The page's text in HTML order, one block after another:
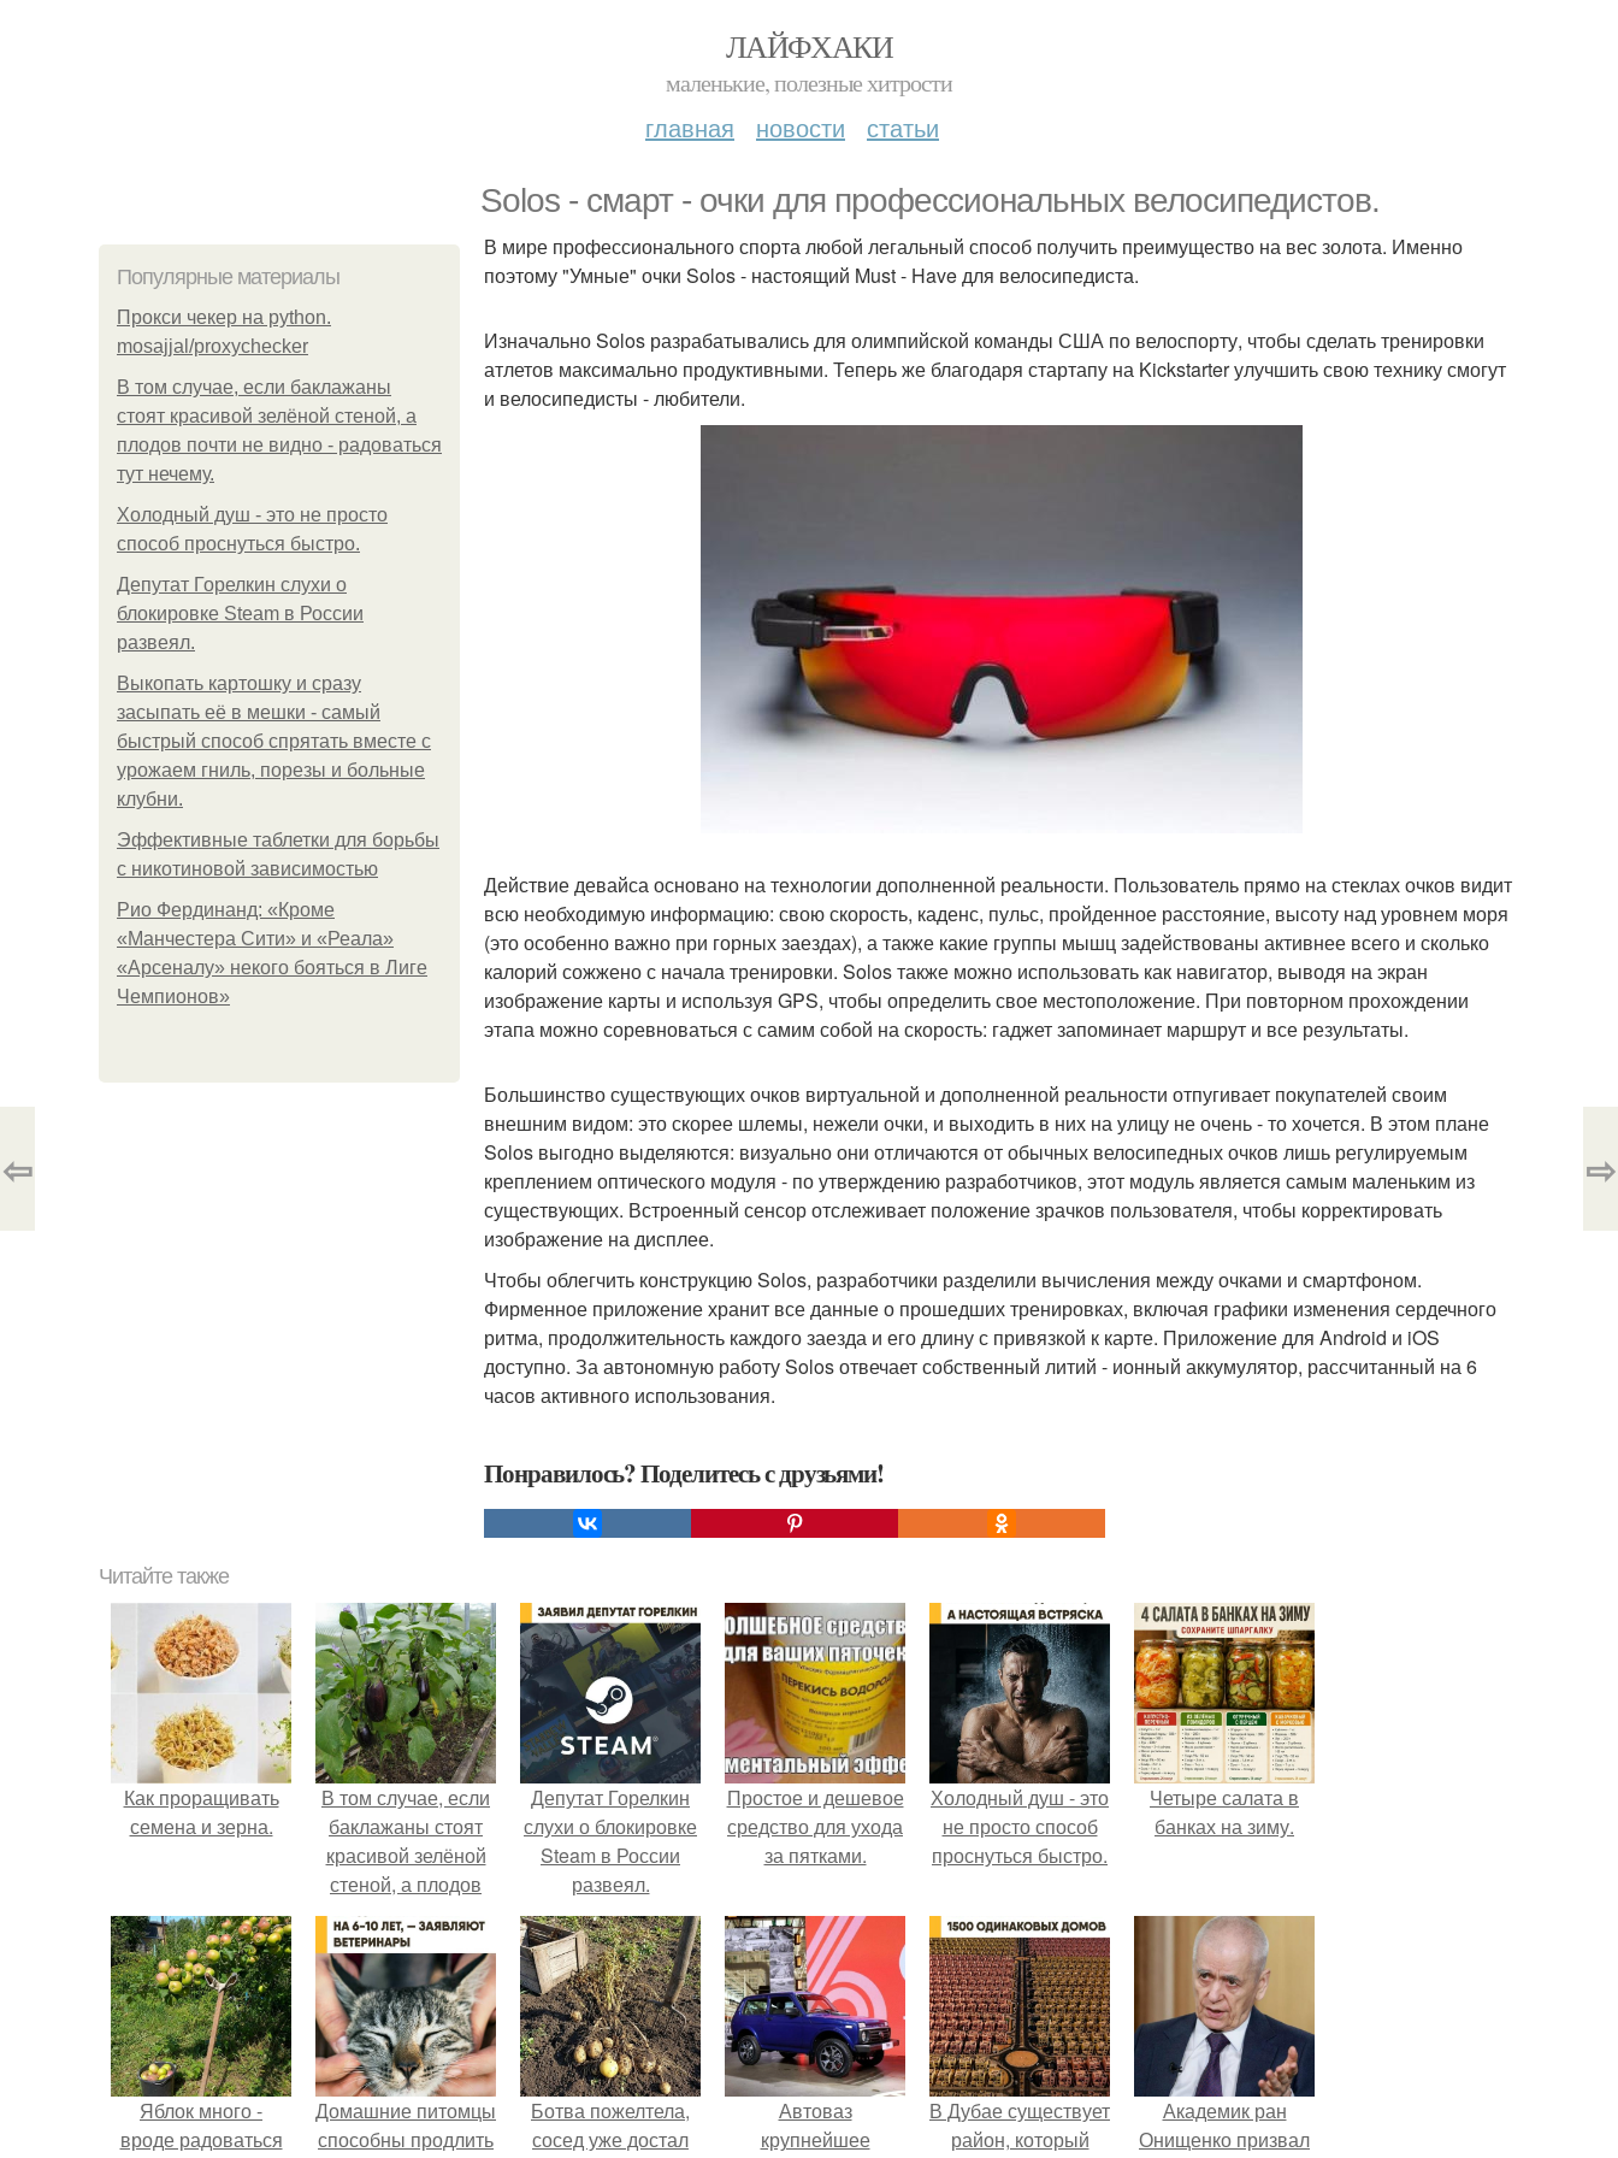
ЛАЙФХАКИ
маленькие, полезные хитрости
главная новости статьи
Solos - смарт - очки для профессиональных велосипедистов.
Популярные материалы
Прокси чекер на python.
mosajjal/proxychecker
В том случае, если баклажаны
стоят красивой зелёной стеной, а
плодов почти не видно - радоваться
тут нечему.
Холодный душ - это не просто
способ проснуться быстро.
Депутат Горелкин слухи о
блокировке Steam в России
развеял.
Выкопать картошку и сразу
засыпать её в мешки - самый
быстрый способ спрятать вместе с
урожаем гниль, порезы и больные
клубни.
Эффективные таблетки для борьбы
с никотиновой зависимостью
Рио Фердинанд: «Кроме
«Манчестера Сити» и «Реала»
«Арсеналу» некого бояться в Лиге
Чемпионов»
В мире профессионального спорта любой легальный способ получить преимущество на вес золота. Именно
поэтому "Умные" очки Solos - настоящий Must - Have для велосипедиста.
Изначально Solos разрабатывались для олимпийской команды США по велоспорту, чтобы сделать тренировки
атлетов максимально продуктивными. Теперь же благодаря стартапу на Kickstarter улучшить свою технику смогут
и велосипедисты - любители.
Действие девайса основано на технологии дополненной реальности. Пользователь прямо на стеклах очков видит
всю необходимую информацию: свою скорость, каденс, пульс, пройденное расстояние, высоту над уровнем моря
(это особенно важно при горных заездах), а также какие группы мышц задействованы активнее всего и сколько
калорий сожжено с начала тренировки. Solos также можно использовать как навигатор, выводя на экран
изображение карты и используя GPS, чтобы определить свое местоположение. При повторном прохождении
этапа можно соревноваться с самим собой на скорость: гаджет запоминает маршрут и все результаты.
Большинство существующих очков виртуальной и дополненной реальности отпугивает покупателей своим
внешним видом: это скорее шлемы, нежели очки, и выходить в них на улицу не очень - то хочется. В этом плане
Solos выгодно выделяются: визуально они отличаются от обычных велосипедных очков лишь регулируемым
креплением оптического модуля - по утверждению разработчиков, этот модуль является самым маленьким из
существующих. Встроенный сенсор отслеживает положение зрачков пользователя, чтобы корректировать
изображение на дисплее.
Чтобы облегчить конструкцию Solos, разработчики разделили вычисления между очками и смартфоном.
Фирменное приложение хранит все данные о прошедших тренировках, включая графики изменения сердечного
ритма, продолжительность каждого заезда и его длину с привязкой к карте. Приложение для Android и iOS
доступно. За автономную работу Solos отвечает собственный литий - ионный аккумулятор, рассчитанный на 6
часов активного использования.
Понравилось? Поделитесь с друзьями!
⇦ ⇨
Читайте также
Как проращивать
семена и зерна.
В том случае, если
баклажаны стоят
красивой зелёной
стеной, а плодов
почти не видно -
радоваться тут
нечему.
Депутат Горелкин
слухи о блокировке
Steam в России
развеял.
Простое и дешевое
средство для ухода
за пятками.
Холодный душ - это
не просто способ
проснуться быстро.
Четыре салата в
банках на зиму.
Яблок много -
вроде радоваться
Домашние питомцы
способны продлить
Ботва пожелтела,
сосед уже достал
Автоваз
крупнейшее
В Дубае существует
район, который
Академик ран
Онищенко призвал